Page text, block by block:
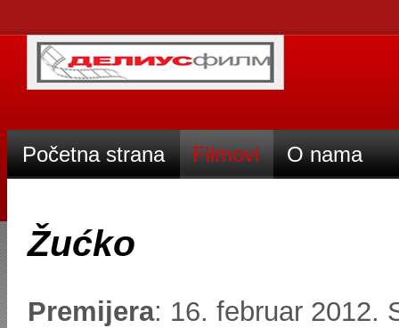
Početna strana Filmovi O nama
Žućko
Premijera: 16. februar 2012.